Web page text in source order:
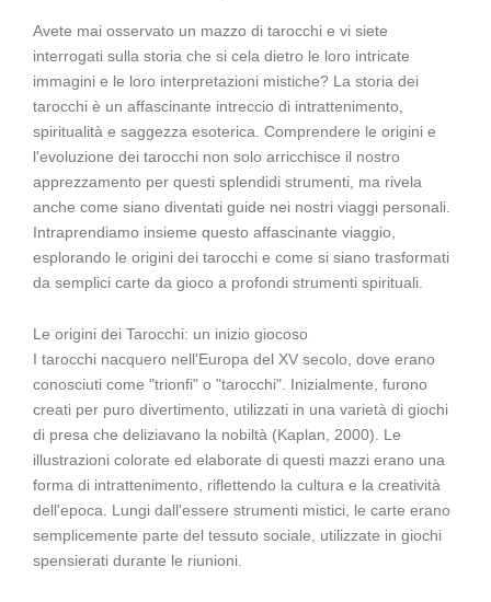
Avete mai osservato un mazzo di tarocchi e vi siete
interrogati sulla storia che si cela dietro le loro intricate
immagini e le loro interpretazioni mistiche? La storia dei
tarocchi è un affascinante intreccio di intrattenimento,
spiritualità e saggezza esoterica. Comprendere le origini e
l'evoluzione dei tarocchi non solo arricchisce il nostro
apprezzamento per questi splendidi strumenti, ma rivela
anche come siano diventati guide nei nostri viaggi personali.
Intraprendiamo insieme questo affascinante viaggio,
esplorando le origini dei tarocchi e come si siano trasformati
da semplici carte da gioco a profondi strumenti spirituali.
Le origini dei Tarocchi: un inizio giocoso
I tarocchi nacquero nell'Europa del XV secolo, dove erano
conosciuti come "trionfi" o "tarocchi". Inizialmente, furono
creati per puro divertimento, utilizzati in una varietà di giochi
di presa che deliziavano la nobiltà (Kaplan, 2000). Le
illustrazioni colorate ed elaborate di questi mazzi erano una
forma di intrattenimento, riflettendo la cultura e la creatività
dell'epoca. Lungi dall'essere strumenti mistici, le carte erano
semplicemente parte del tessuto sociale, utilizzate in giochi
spensierati durante le riunioni.